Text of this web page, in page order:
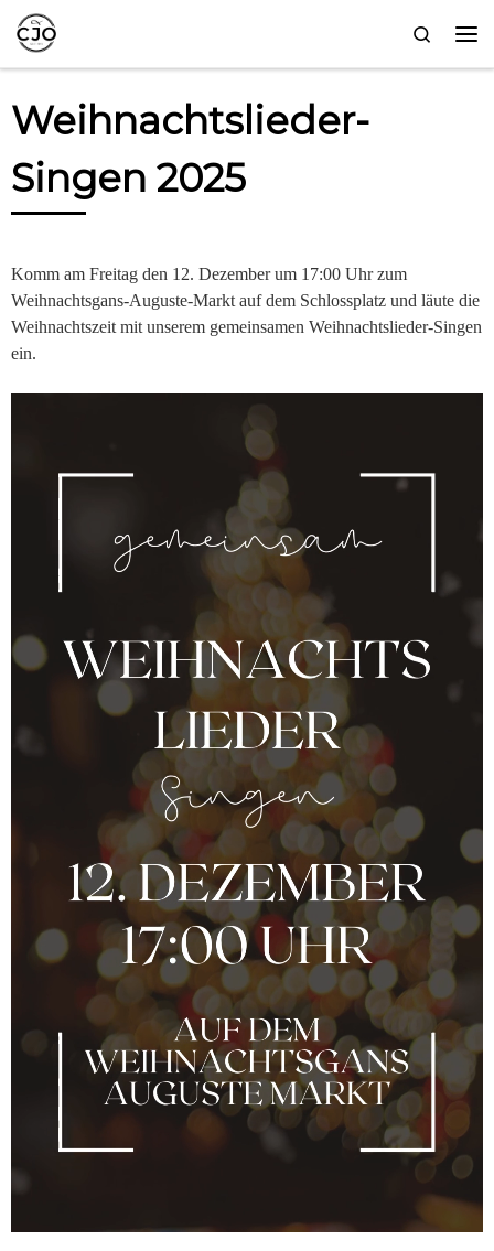
Zum Inhalt springen
Search
Weihnachtslieder-
Singen 2025
Komm am Freitag den 12. Dezember um 17:00 Uhr zum
Weihnachtsgans-Auguste-Markt auf dem Schlossplatz und läute die
Weihnachtszeit mit unserem gemeinsamen Weihnachtslieder-Singen
ein.